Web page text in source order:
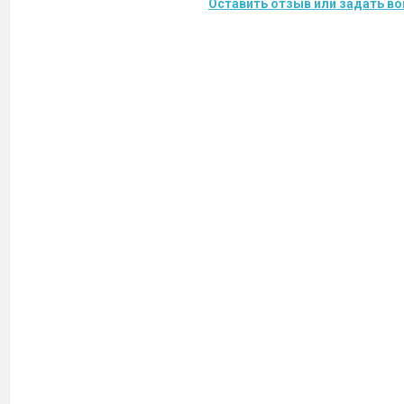
Оставить отзыв или задать